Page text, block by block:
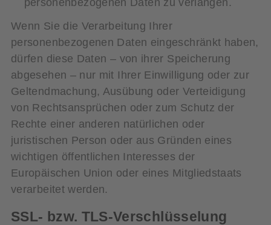
Wenn Sie die Verarbeitung Ihrer
personenbezogenen Daten eingeschränkt haben,
dürfen diese Daten – von ihrer Speicherung
abgesehen – nur mit Ihrer Einwilligung oder zur
Geltendmachung, Ausübung oder Verteidigung
von Rechtsansprüchen oder zum Schutz der
Rechte einer anderen natürlichen oder
juristischen Person oder aus Gründen eines
wichtigen öffentlichen Interesses der
Europäischen Union oder eines Mitgliedstaats
verarbeitet werden.
SSL- bzw. TLS-Verschlüsselung